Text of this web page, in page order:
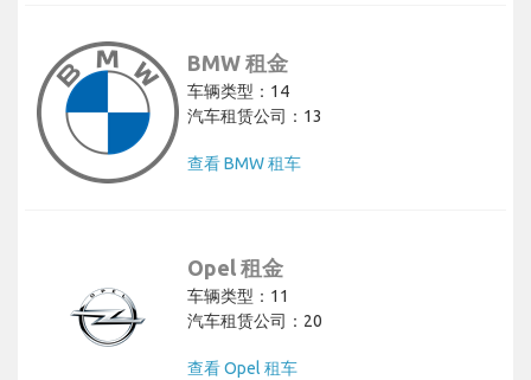
BMW 租金
车辆类型：14
汽车租赁公司：13
查看 BMW 租车
Opel 租金
车辆类型：11
汽车租赁公司：20
查看 Opel 租车